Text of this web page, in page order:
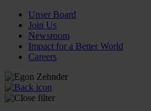
Unser Board
Join Us
Newsroom
Impact for a Better World
Careers